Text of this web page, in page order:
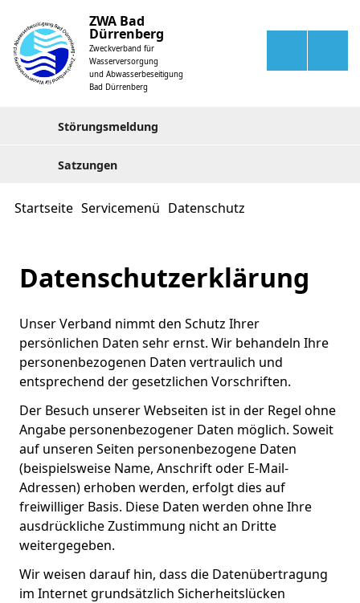
ZWA Bad
Dürrenberg
Zweckverband für
Wasserversorgung
und Abwasserbeseitigung
Bad Dürrenberg
Störungsmeldung
Satzungen
Startseite Servicemenü Datenschutz
Datenschutzerklärung
Unser Verband nimmt den Schutz Ihrer
persönlichen Daten sehr ernst. Wir behandeln Ihre
personenbezogenen Daten vertraulich und
entsprechend der gesetzlichen Vorschriften.
Der Besuch unserer Webseiten ist in der Regel ohne
Angabe personenbezogener Daten möglich. Soweit
auf unseren Seiten personenbezogene Daten
(beispielsweise Name, Anschrift oder E-Mail-
Adressen) erhoben werden, erfolgt dies auf
freiwilliger Basis. Diese Daten werden ohne Ihre
ausdrückliche Zustimmung nicht an Dritte
weitergegeben.
Wir weisen darauf hin, dass die Datenübertragung
im Internet grundsätzlich Sicherheitslücken